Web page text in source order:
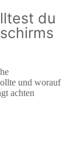
du
und worauf
achten